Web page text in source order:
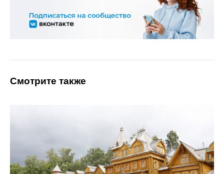
Смотрите также